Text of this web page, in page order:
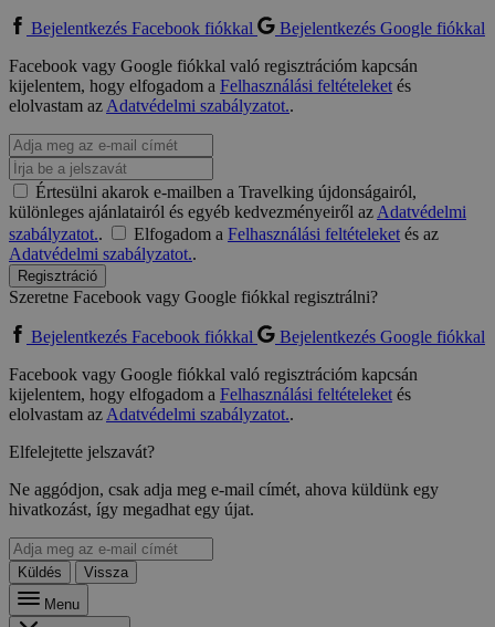
Bejelentkezés Facebook fiókkal
Bejelentkezés Google fiókkal
Facebook vagy Google fiókkal való regisztrációm kapcsán
kijelentem, hogy elfogadom a Felhasználási feltételeketés
elolvastam azAdatvédelmi szabályzatot..
Értesülni akarok e-mailben a Travelking újdonságairól,
különleges ajánlatairól és egyéb kedvezményeiről azAdatvédelmi
szabályzatot.. Elfogadom a Felhasználási feltételeketés az
Adatvédelmi szabályzatot..
Regisztráció
Szeretne Facebook vagy Google fiókkal regisztrálni?
Bejelentkezés Facebook fiókkal
Bejelentkezés Google fiókkal
Facebook vagy Google fiókkal való regisztrációm kapcsán
kijelentem, hogy elfogadom a Felhasználási feltételeketés
elolvastam azAdatvédelmi szabályzatot..
Elfelejtette jelszavát?
Ne aggódjon, csak adja meg e-mail címét, ahova küldünk egy
hivatkozást, így megadhat egy újat.
Küldés
Vissza
Menu